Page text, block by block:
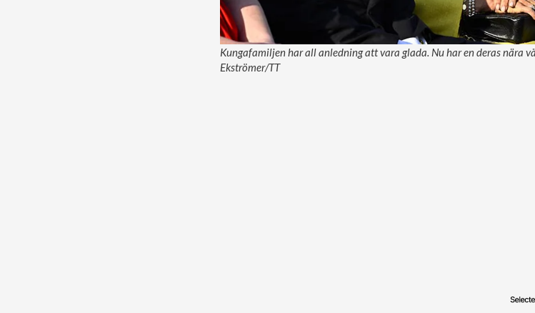
Kungafamiljen har all anledning att vara glada. Nu har en deras nära
Ekströmer/TT